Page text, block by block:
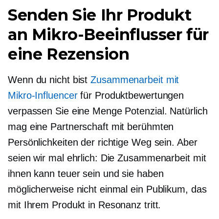
Senden Sie Ihr Produkt
an Mikro-Beeinflusserfür
eine Rezension
Wenn du nicht bistZusammenarbeit mit
Mikro-Influencerfür Produktbewertungen
verpassen Sie eine Menge Potenzial. Natürlich
mag eine Partnerschaft mit berühmten
Persönlichkeiten der richtige Weg sein. Aber
seien wir mal ehrlich: Die Zusammenarbeit mit
ihnen kann teuer sein und sie haben
möglicherweise nicht einmal ein Publikum, das
mit Ihrem Produkt in Resonanz tritt.